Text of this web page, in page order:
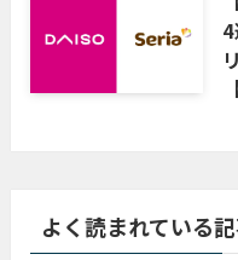
よく読まれている